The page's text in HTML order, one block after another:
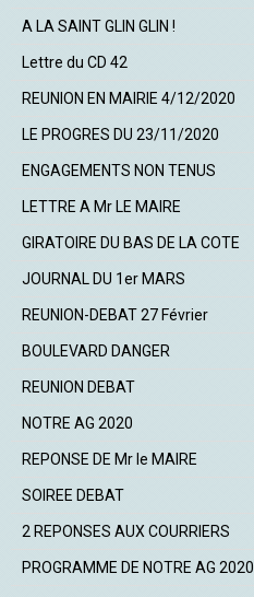
A LA SAINT GLIN GLIN !
Lettre du CD 42
REUNION EN MAIRIE 4/12/2020
LE PROGRES DU 23/11/2020
ENGAGEMENTS NON TENUS
LETTRE A Mr LE MAIRE
GIRATOIRE DU BAS DE LA COTE
JOURNAL DU 1er MARS
REUNION-DEBAT 27 Février
BOULEVARD DANGER
REUNION DEBAT
NOTRE AG 2020
REPONSE DE Mr le MAIRE
SOIREE DEBAT
2 REPONSES AUX COURRIERS
PROGRAMME DE NOTRE AG 2020